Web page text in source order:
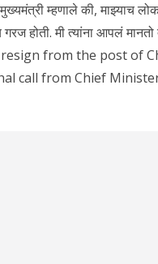
म्हणाले की, माझ्याच
होती. मी त्यांना आपलं मानतो
resign from the post of
call from Chief